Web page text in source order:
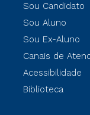
Sou Candidato
Sou Aluno
Sou Ex-Aluno
Canais de
Acessibilidade
Biblioteca